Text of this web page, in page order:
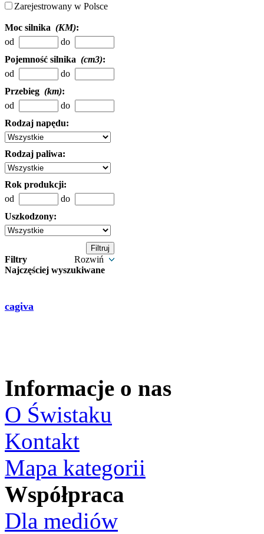
Zarejestrowany w Polsce
Moc silnika (KM):
od
do
Pojemność silnika (cm3):
od
do
Przebieg (km):
od
do
Rodzaj napędu:
Rodzaj paliwa:
Rok produkcji:
od
do
Uszkodzony:
Filtry
Rozwiń
Najczęściej wyszukiwane
cagiva
Informacje o nas
O Świstaku
Kontakt
Mapa kategorii
Współpraca
Dla mediów